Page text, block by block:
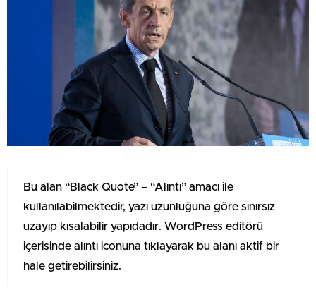
Bu alan “Black Quote” – “Alıntı” amacı ile
kullanılabilmektedir, yazı uzunluğuna göre sınırsız
uzayıp kısalabilir yapıdadır. WordPress editörü
içerisinde alıntı iconuna tıklayarak bu alanı aktif bir
hale getirebilirsiniz.